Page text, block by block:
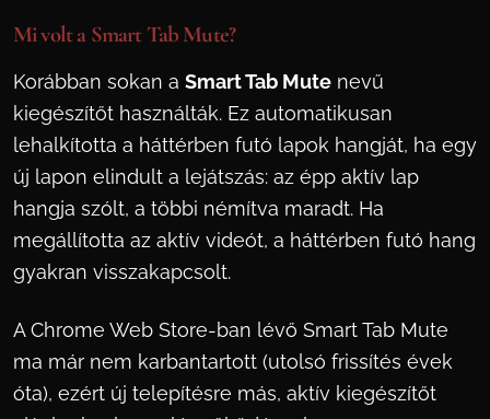
Mi volt a Smart Tab Mute?
Korábban sokan a Smart Tab Mute nevű
kiegészítőt használták. Ez automatikusan
lehalkította a háttérben futó lapok hangját, ha egy
új lapon elindult a lejátszás: az épp aktív lap
hangja szólt, a többi némítva maradt. Ha
megállította az aktív videót, a háttérben futó hang
gyakran visszakapcsolt.
A Chrome Web Store-ban lévő Smart Tab Mute
ma már nem karbantartott (utolsó frissítés évek
óta), ezért új telepítésre más, aktív kiegészítőt